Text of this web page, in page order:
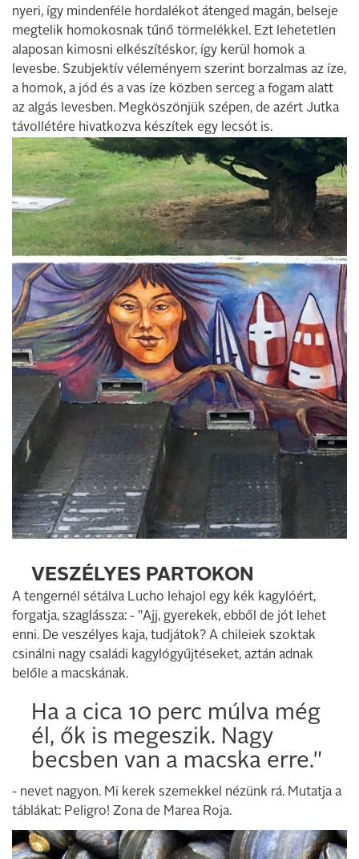
nyeri, így mindenféle hordalékot átenged magán, belseje
megtelik homokosnak tűnő törmelékkel. Ezt lehetetlen
alaposan kimosni elkészítéskor, így kerül homok a
levesbe. Szubjektív véleményem szerint borzalmas az íze,
a homok, a jód és a vas íze közben serceg a fogam alatt
az algás levesben. Megköszönjük szépen, de azért Jutka
távollétére hivatkozva készítek egy lecsót is.
VESZÉLYES PARTOKON
A tengernél sétálva Lucho lehajol egy kék kagylóért,
forgatja, szaglássza: - "Ajj, gyerekek, ebből de jót lehet
enni. De veszélyes kaja, tudjátok? A chileiek szoktak
csinálni nagy családi kagylógyűjtéseket, aztán adnak
belőle a macskának.
Ha a cica 10 perc múlva még
él, ők is megeszik. Nagy
becsben van a macska erre."
- nevet nagyon. Mi kerek szemekkel nézünk rá. Mutatja a
táblákat: Peligro! Zona de Marea Roja.